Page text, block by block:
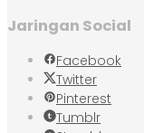
Jaringan Social
Facebook
Twitter
Pinterest
Tumblr